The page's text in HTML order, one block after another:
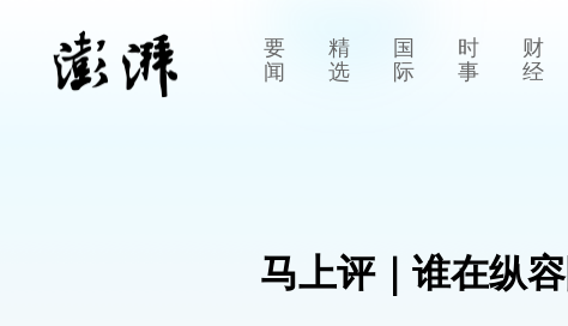
要
闻
精
选
国
际
时
事
财
经
马上评｜谁在纵